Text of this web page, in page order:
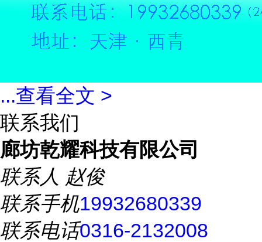
...查看全文 >
联系我们
廊坊乾耀科技有限公司
联系人 赵俊
联系手机19932680339
联系电话0316-2132008